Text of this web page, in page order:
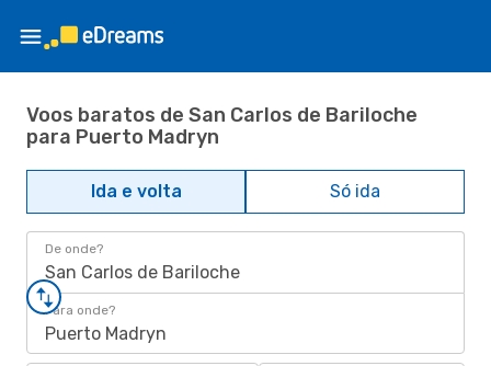
Voos baratos de San Carlos de Bariloche
para Puerto Madryn
Ida e volta Só ida
De onde?
San Carlos de Bariloche
Para onde?
Puerto Madryn